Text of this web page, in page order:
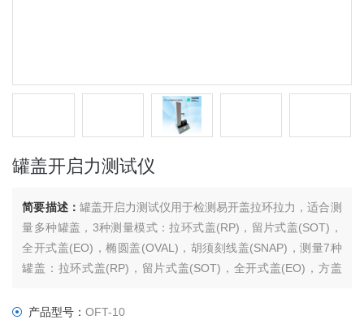
罐盖开启力测试仪
简要描述： 罐盖开启力测试仪用于检测易开盖拉环拉力，适合测
量多种罐盖，3种测量模式：拉环式盖(RP)，留片式盖(SOT)，
全开式盖(EO)，椭圆盖(OVAL)，胡须刻线盖(SNAP)，测量7种
罐盖：拉环式盖(RP)，留片式盖(SOT)，全开式盖(EO)，方盖
时可显示启破力、开启力、全开力，试验过程无需人为参与，全
产品型号：OFT-10